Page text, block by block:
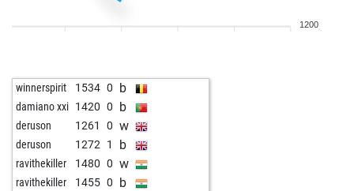
1200
winnerspirit 1534 0 b
damiano xxi 1420 0 b
deruson 1261 0 w
deruson 1272 1 b
ravithekiller 1480 0 w
ravithekiller 1455 0 b